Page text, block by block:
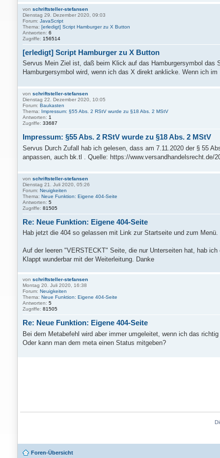
von schriftsteller-stefansen
Dienstag 29. Dezember 2020, 09:03
Forum: JavaScript
Thema: [erledigt] Script Hamburger zu X Button
Antworten: 6
Zugriffe: 156514
[erledigt] Script Hamburger zu X Button
Servus Mein Ziel ist, daß beim Klick auf das Hamburgersymbol
Hamburgersymbol wird, wenn ich das X direkt anklicke. Wenn ich
von schriftsteller-stefansen
Dienstag 22. Dezember 2020, 10:05
Forum: Baukasten
Thema: Impressum: §55 Abs. 2 RStV wurde zu §18 Abs. 2 MStV
Antworten: 1
Zugriffe: 33687
Impressum: §55 Abs. 2 RStV wurde zu §18 Abs. 2 MStV
Servus Durch Zufall hab ich gelesen, dass am 7.11.2020 der § 55
anpassen, auch bk.tl . Quelle: https://
von schriftsteller-stefansen
Dienstag 21. Juli 2020, 05:26
Forum: Neuigkeiten
Thema: Neue Funktion: Eigene 404-Seite
Antworten: 5
Zugriffe: 81505
Re: Neue Funktion: Eigene 404-Seite
Hab jetzt die 404 so gelassen mit Link zur Startseite und zum Menü.
Auf der leeren "VERSTECKT" Seite, die nur Unterseiten hat, hab
Klappt wunderbar mit der Weiterleitung. Danke
von schriftsteller-stefansen
Montag 20. Juli 2020, 16:38
Forum: Neuigkeiten
Thema: Neue Funktion: Eigene 404-Seite
Antworten: 5
Zugriffe: 81505
Re: Neue Funktion: Eigene 404-Seite
Bei dem Metabefehl wird aber immer umgeleitet, wenn ich das
Oder kann man dem meta einen Status mitgeben?
Foren-Übersicht